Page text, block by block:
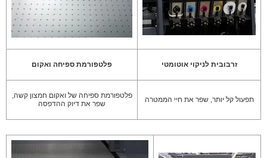
זרבובית לניקוי אוטומטי פלטפורמת ספיחה ואקום
תפעול קל יותר, שפר את חיי הממטרה
פלטפורמת ספיחה של ואקום חמצון קשה,
שפר את דיוק ההדפסה